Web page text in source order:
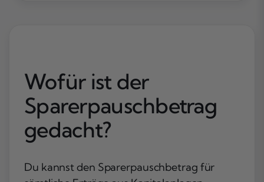
Wofür ist der
Sparerpauschbetrag
gedacht?
Du kannst den Sparerpauschbetrag für